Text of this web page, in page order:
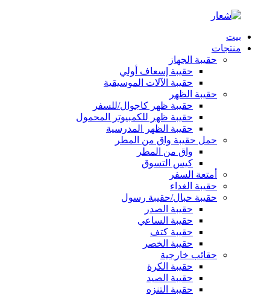
بيت
منتجات
حقيبة الجهاز
حقيبة إسعاف أولي
حقيبة الآلات الموسيقية
حقيبة الظهر
حقيبة ظهر كاجوال/للسفر
حقيبة ظهر للكمبيوتر المحمول
حقيبة الظهر المدرسية
حمل حقيبة واق من المطر
واق من المطر
كيس التسوق
أمتعة السفر
حقيبة الغداء
حقيبة حبال/حقيبة رسول
حقيبة الصدر
حقيبة الساعي
حقيبة كتف
حقيبة الخصر
حقائب خارجية
حقيبة الكرة
حقيبة الصيد
حقيبة التنزه